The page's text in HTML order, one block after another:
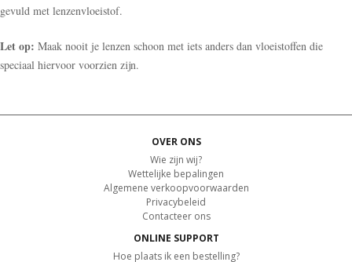
gevuld met lenzenvloeistof.
Let op: Maak nooit je lenzen schoon met iets anders dan vloeistoffen die
speciaal hiervoor voorzien zijn.
OVER ONS
Wie zijn wij?
Wettelijke bepalingen
Algemene verkoopvoorwaarden
Privacybeleid
Contacteer ons
ONLINE SUPPORT
Hoe plaats ik een bestelling?